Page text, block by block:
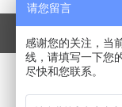
请您留言
感谢您的关注，当
线，请填写一下您
尽快和您联系。